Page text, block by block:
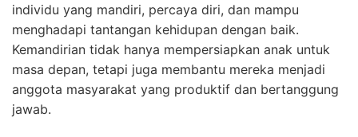
individu yang mandiri, percaya diri, dan mampu
menghadapi tantangan kehidupan dengan baik.
Kemandirian tidak hanya mempersiapkan anak untuk
masa depan, tetapi juga membantu mereka menjadi
anggota masyarakat yang produktif dan bertanggung
jawab.